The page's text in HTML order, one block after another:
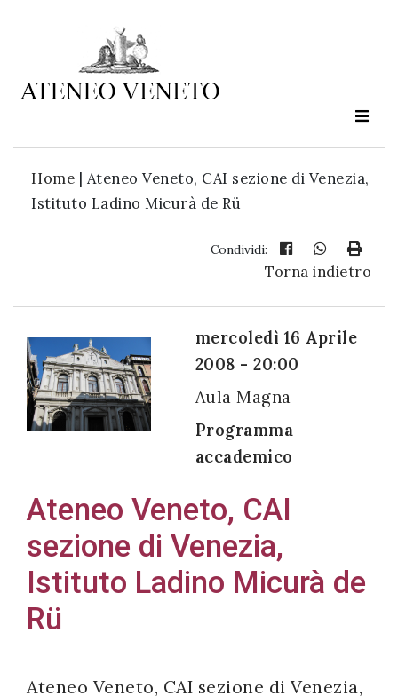
Home | Ateneo Veneto, CAI sezione di Venezia,
Istituto Ladino Micurà de Rü
Condividi:
Torna indietro
mercoledì 16 Aprile
2008 - 20:00
Aula Magna
Programma
accademico
Ateneo Veneto, CAI
sezione di Venezia,
Istituto Ladino Micurà de
Rü
Ateneo Veneto, CAI sezione di Venezia,
Ateneo
è
cultura
Acconsento
all'uso dei
miei dati
personali in
accordo
con il